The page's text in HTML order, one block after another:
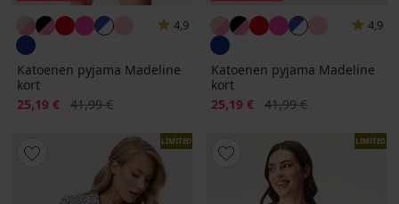
4,9
Katoenen pyjama Madeline
kort
Korting
25,19 € Oorspronkelijke prijs
41,99 €
4,9
Katoenen pyjama Madeline
kort
Korting
25,19 € Oorspronkelijke prijs
41,99 €
LIMITED LIMITED